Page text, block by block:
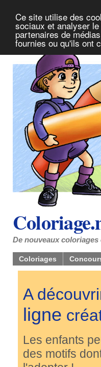
Ce site utilise des
sociaux et analyser
partenaires de
fournies ou qu'ils ont
De nouveaux
Coloriages
A
ligne
Les enfants
des motifs